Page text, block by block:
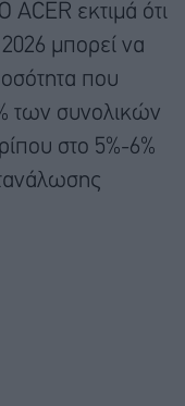
εκτιμά ότι
μπορεί να
που
των συνολικών
στο 5%-6%